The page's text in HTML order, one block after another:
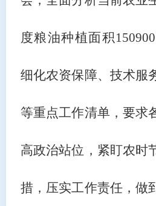
度粮油种植面积150900
细化农资保障、技术服
等重点工作清单，要求
高政治站位，紧盯农时
措，压实工作责任，做